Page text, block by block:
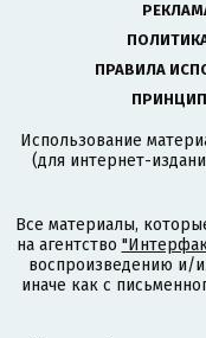
ПРАВИЛА
Использование
(для интернет-
Все материалы,
на агентство
воспроизведению и/
иначе как с